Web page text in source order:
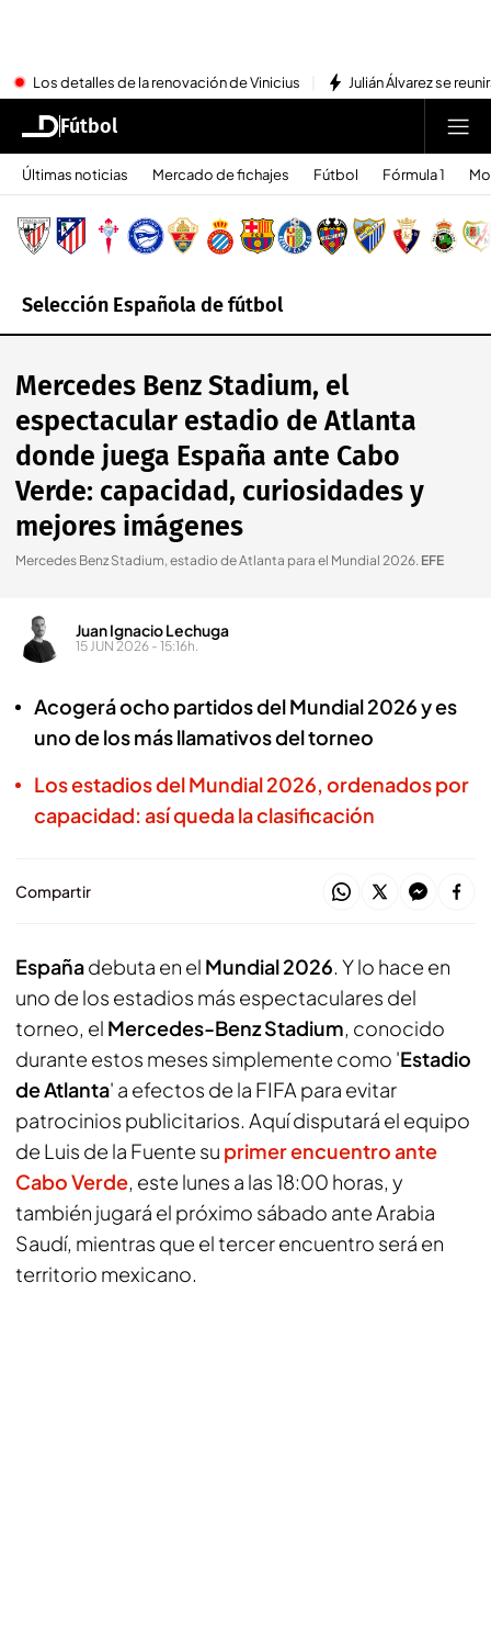
Los detalles de la renovación de Vinicius Julián Álvarez se
Fútbol
Últimas noticias Mercado de fichajes Fútbol Fórmula 1
Selección Española de fútbol
Mercedes Benz Stadium, el
espectacular estadio de Atlanta
donde juega España ante Cabo
Verde: capacidad, curiosidades y
mejores imágenes
Mercedes Benz Stadium, estadio de Atlanta para el Mundial 2026. EFE
Juan Ignacio Lechuga
15 JUN 2026 - 15:16h.
Acogerá ocho partidos del Mundial 2026 y es
uno de los más llamativos del torneo
Los estadios del Mundial 2026, ordenados por
capacidad: así queda la clasificación
Compartir
Españadebuta en el Mundial 2026. Y lo hace en
uno de los estadios más espectaculares del
torneo, el Mercedes-Benz Stadium, conocido
durante estos meses simplemente como 'Estadio
de Atlanta' a efectos de la FIFA para evitar
patrocinios publicitarios. Aquí disputará el equipo
de Luis de la Fuente su primer encuentro ante
Cabo Verde, este lunes a las 18:00 horas, y
también jugará el próximo sábado ante Arabia
Saudí, mientras que el tercer encuentro será en
territorio mexicano.